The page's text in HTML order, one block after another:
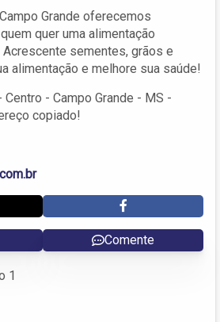
Grande oferecemos
quer uma alimentação
sementes, grãos e
alimentação e melhore sua saúde!
Centro - Campo Grande - MS -
copiado!
Comente